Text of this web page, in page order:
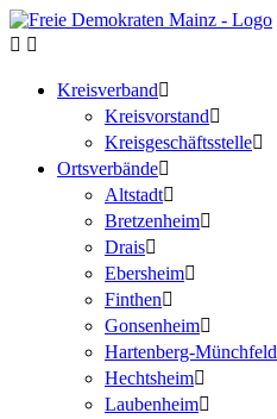
Kreisverband
Kreisvorstand
Kreisgeschäftsstelle
Ortsverbände
Altstadt
Bretzenheim
Drais
Ebersheim
Finthen
Gonsenheim
Hartenberg-Münchfeld
Hechtsheim
Laubenheim